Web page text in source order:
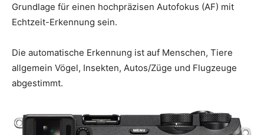
Grundlage für einen hochpräzisen Autofokus (AF) mit
Echtzeit-Erkennung sein.
Die automatische Erkennung ist auf Menschen, Tiere
allgemein Vögel, Insekten, Autos/Züge und Flugzeuge
abgestimmt.